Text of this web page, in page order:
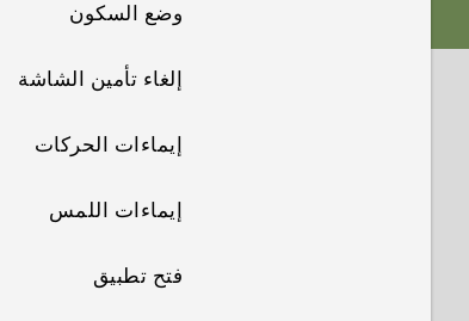
شحن البطارية
تشغيل الطاقة وإيقاف
وضع السكون
إلغاء تأمين الشاشة
إيماءات الحركات
إيماءات اللمس
فتح تطبيق